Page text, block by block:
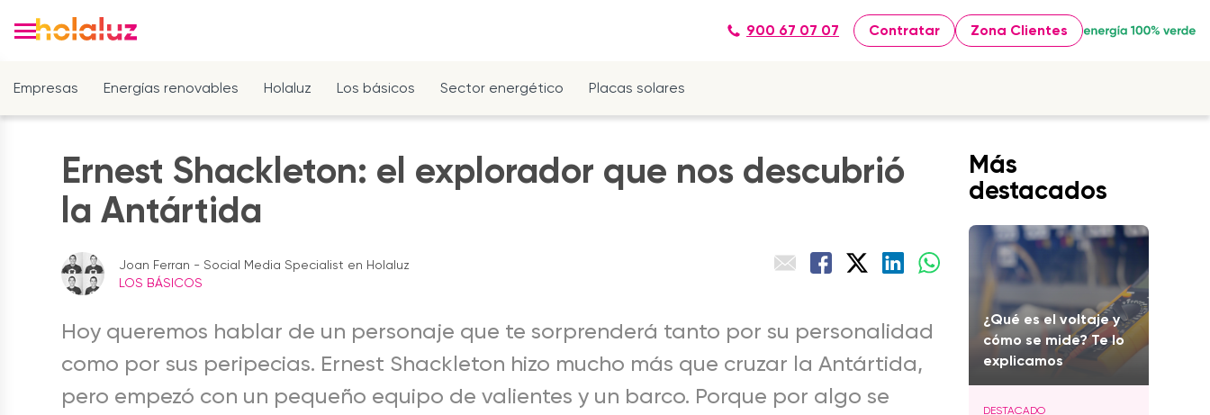
900 67 07 07 Contratar Zona Clientes
Empresas Energías renovables Holaluz Los básicos Sector energético Placas solares
Ernest Shackleton: el explorador que nos descubrió
la Antártida
Joan Ferran - Social Media Specialist en Holaluz
LOS BÁSICOS
Hoy queremos hablar de un personaje que te sorprenderá tanto por su personalidad
como por sus peripecias. Ernest Shackleton hizo mucho más que cruzar la Antártida,
pero empezó con un pequeño equipo de valientes y un barco. Porque por algo se
Más
destacados
¿Qué es el voltaje y
cómo se mide? Te lo
explicamos